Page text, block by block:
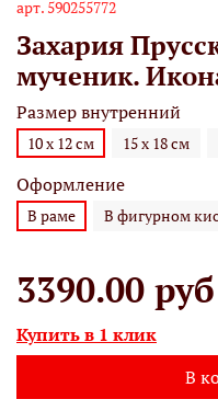
арт. 590255772
Захария
мученик.
Размер внутренний
10 х 12 см 15 х 18 см
Оформление
В раме В фигурном
3390.00 руб
Купить в 1 клик
В